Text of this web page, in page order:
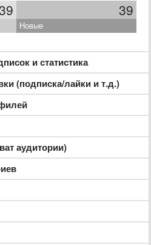
39
Новые
и статистика
(подписка/лайки и т.д.)
аудитории)